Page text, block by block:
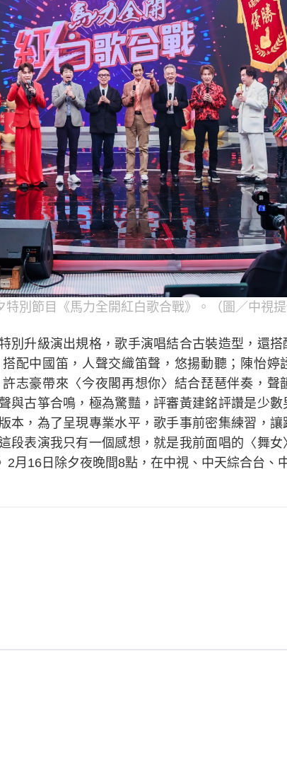
特別節目《馬力全開紅白歌合戰》。（圖／中視提
別升級演出規格，歌手演唱結合古裝造型，還
配中國笛，人聲交織笛聲，悠揚動聽；陳怡婷
志豪帶來〈今夜閣再想你〉結合琵琶伴奏，聲
與古箏合鳴，極為驚豔，評審黃建銘評讚是少
本，為了呈現專業水平，歌手事前密集練習，
段表演我只有一個感想，就是我前面唱的〈舞
2月16日除夕夜晚間8點，在中視、中天綜合台、